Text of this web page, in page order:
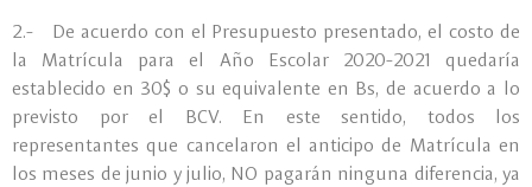
2.- De acuerdo con el Presupuesto presentado, el costo de
la Matrícula para el Año Escolar 2020-2021 quedaría
establecido en 30$ o su equivalente en Bs, de acuerdo a lo
previsto por el BCV. En este sentido, todos los
representantes que cancelaron el anticipo de Matrícula en
los meses de junio y julio, NO pagarán ninguna diferencia, ya